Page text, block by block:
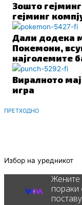
Зошто
гејминг
Дали додека
Покемони,
најголемите
Виралното
игра
Prev
ПРЕТХОДНО
Избор на уредникот
Жените
пораки